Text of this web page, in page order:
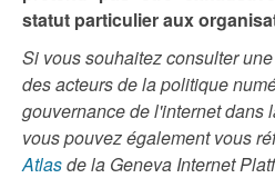
statut particulier aux
Si vous souhaitez consulter
des acteurs de la politique
gouvernance de l'internet dans
vous pouvez également vous
Atlasde la Geneva Internet